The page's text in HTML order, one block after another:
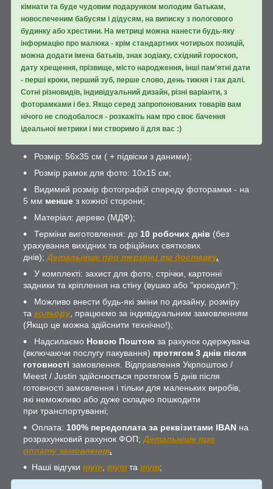
кімнати та буде чудовим подарунком молодим батькам,
новоспеченим бабусям і дідусям, на виписку з пологового
будинку або хрестини. На метриці можна нанести будь-яку
інформацію про малюка - крім стандартних чотирьох позицій,
можна додати імена батьків, знак зодіаку, східний гороскоп,
дату хрещення, прізвище, місто народження, інші пам'ятні дати
- перші кроки, перший зуб, перше слово, день тижня і так далі.
Сотні різновидів, індивідуальний дизайн, різні варіанти, з
фоторамками і без. Якщо серед запропонованих товарів вам
нічого не сподобалося - розкажіть нам про своє бачення
ідеальної метрики і ми створимо її для вас :)
Розмір: 56х35 см ( + підвіски з даними);
Розмір рамок для фото: 10х15 см;
Видимий розмір фотографій спереду фоторамки - на
5 мм менше з кожної сторони;
Матеріал: дерево (МДФ);
Терміни виготовлення: до 10 робочих днів (без
урахування вихідних та офіційних святкових
днів); Детальніше про терміни та доставку.
У комплекті: захист для фото, стрічки, картонні
задники та кріплення на стіну (вушко або "крокодил");
Можливо внести будь-які зміни по дизайну, розміру
та кольору , працюємо за індивідуальним замовленням
(Якщо це можна здійснити технічно!);
Надсилаємо Новою Поштою за рахунок одержувача
(включаючи послугу пакування) протягом 3 днів після
готовності замовлення. Відправлення Укрпоштою /
Meest / Justin здійснюється протягом 5 днів після
готовності замовлення і тільки для маленьких виробів,
які неможливо або дуже складно пошкодити
при транспортуванні;
Оплата: 100% передоплата за реквізитами IBAN на
розрахунковий рахунок ФОП; Детальніше про
оплату замовлення.
Наші відгуки тут тут та тут;